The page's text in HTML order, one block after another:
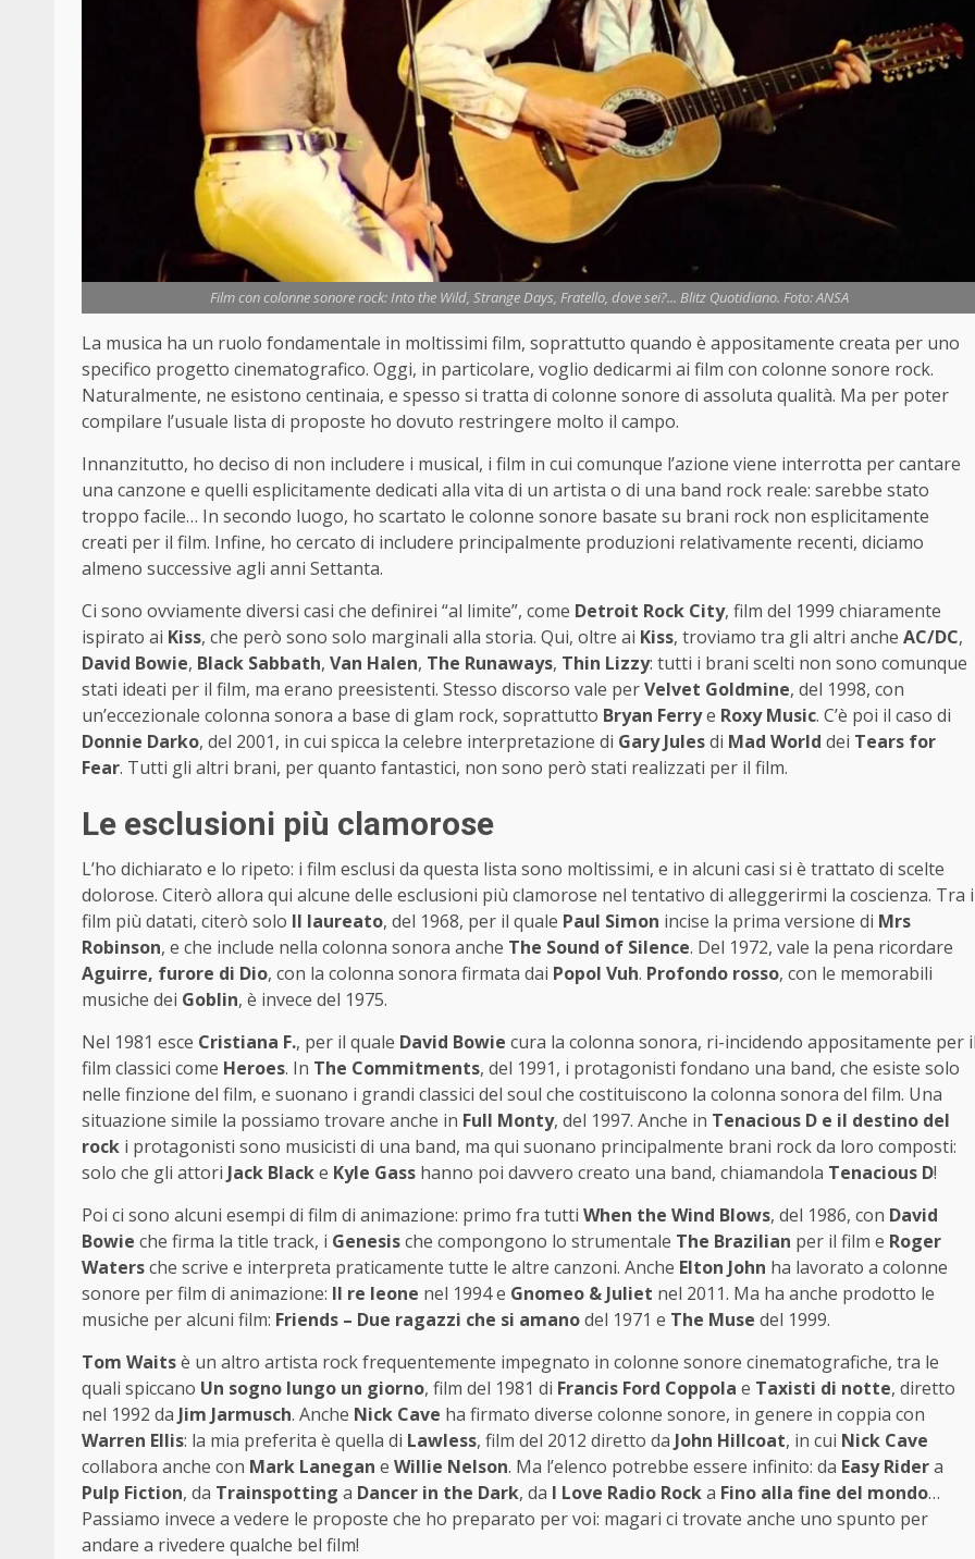
Film con colonne sonore rock: Into the Wild, Strange Days, Fratello, dove sei?... Blitz Quotidiano. Foto: ANSA
La musica ha un ruolo fondamentale in moltissimi film, soprattutto quando è appositamente creata per uno
specifico progetto cinematografico. Oggi, in particolare, voglio dedicarmi ai film con colonne sonore rock.
Naturalmente, ne esistono centinaia, e spesso si tratta di colonne sonore di assoluta qualità. Ma per poter
compilare l’usuale lista di proposte ho dovuto restringere molto il campo.
Innanzitutto, ho deciso di non includere i musical, i film in cui comunque l’azione viene interrotta per cantare
una canzone e quelli esplicitamente dedicati alla vita di un artista o di una band rock reale: sarebbe stato
troppo facile… In secondo luogo, ho scartato le colonne sonore basate su brani rock non esplicitamente
creati per il film. Infine, ho cercato di includere principalmente produzioni relativamente recenti, diciamo
almeno successive agli anni Settanta.
Ci sono ovviamente diversi casi che definirei “al limite”, come Detroit Rock City, film del 1999 chiaramente
ispirato ai Kiss, che però sono solo marginali alla storia. Qui, oltre ai Kiss, troviamo tra gli altri anche AC/DC,
David Bowie, Black Sabbath, Van Halen, The Runaways, Thin Lizzy: tutti i brani scelti non sono comunque
stati ideati per il film, ma erano preesistenti. Stesso discorso vale perVelvet Goldmine, del 1998, con
un’eccezionale colonna sonora a base di glam rock, soprattutto Bryan Ferrye Roxy Music. C’è poi il caso di
Donnie Darko, del 2001, in cui spicca la celebre interpretazione di Gary Julesdi Mad World dei Tears for
Fear. Tutti gli altri brani, per quanto fantastici, non sono però stati realizzati per il film.
Le esclusioni più clamorose
L’ho dichiarato e lo ripeto: i film esclusi da questa lista sono moltissimi, e in alcuni casi si è trattato di scelte
dolorose. Citerò allora qui alcune delle esclusioni più clamorose nel tentativo di alleggerirmi la coscienza. Tra i
film più datati, citerò solo Il laureato, del 1968, per il quale Paul Simon incise la prima versione di Mrs
Robinson, e che include nella colonna sonora anche The Sound of Silence. Del 1972, vale la pena ricordare
Aguirre, furore di Dio, con la colonna sonora firmata dai Popol Vuh. Profondo rosso, con le memorabili
musiche dei Goblin, è invece del 1975.
Nel 1981 esce Cristiana F., per il quale David Bowie cura la colonna sonora, ri-incidendo appositamente per
film classici come Heroes. In The Commitments, del 1991, i protagonisti fondano una band, che esiste solo
nelle finzione del film, e suonano i grandi classici del soul che costituiscono la colonna sonora del film. Una
situazione simile la possiamo trovare anche in Full Monty, del 1997. Anche in Tenacious D e il destino del
rock i protagonisti sono musicisti di una band, ma qui suonano principalmente brani rock da loro composti:
solo che gli attori Jack Blacke Kyle Gass hanno poi davvero creato una band, chiamandola Tenacious D!
Poi ci sono alcuni esempi di film di animazione: primo fra tutti When the Wind Blows, del 1986, con David
Bowie che firma la title track, i Genesische compongono lo strumentale The Brazilian per il film e Roger
Watersche scrive e interpreta praticamente tutte le altre canzoni. Anche Elton John ha lavorato a colonne
sonore per film di animazione: Il re leone nel 1994 e Gnomeo & Juliet nel 2011. Ma ha anche prodotto le
musiche per alcuni film: Friends – Due ragazzi che si amanodel 1971 e The Muse del 1999.
Tom Waitsè un altro artista rock frequentemente impegnato in colonne sonore cinematografiche, tra le
quali spiccano Un sogno lungo un giorno, film del 1981 di Francis Ford Coppola e Taxisti di notte, diretto
nel 1992 da Jim Jarmusch. Anche Nick Cave ha firmato diverse colonne sonore, in genere in coppia con
Warren Ellis: la mia preferita è quella di Lawless, film del 2012 diretto da John Hillcoat, in cui Nick Cave
collabora anche con Mark Lanegan e Willie Nelson. Ma l’elenco potrebbe essere infinito: da Easy Ridera
Pulp Fiction, da Trainspotting a Dancer in the Dark, da I Love Radio Rocka Fino alla fine del mondo…
Passiamo invece a vedere le proposte che ho preparato per voi: magari ci trovate anche uno spunto per
andare a rivedere qualche bel film!